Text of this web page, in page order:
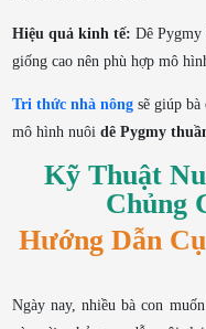
Hiệu quả kinh tế: Dê Pygmy
giống cao nên phù hợp mô
Tri thức nhà nôngsẽ giúp bà
mô hình nuôi dê Pygmy
Kỹ Thuật
Chủng
Hướng Dẫn
Ngày nay, nhiều bà con